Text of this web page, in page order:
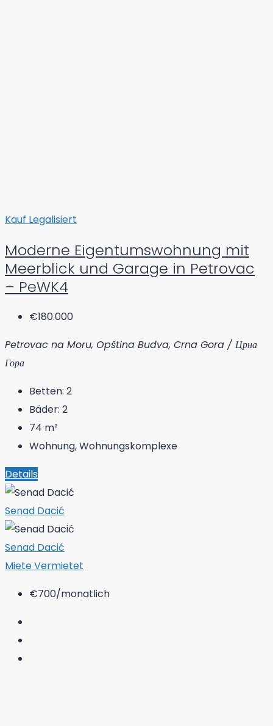
Kauf Legalisiert
Moderne Eigentumswohnung mit
Meerblick und Garage in Petrovac
– PeWK4
€180.000
Petrovac na Moru, Opština Budva, Crna Gora / Црна
Гора
Betten: 2
Bäder: 2
74 m²
Wohnung, Wohnungskomplexe
Details
Senad Dacić
Senad Dacić
MieteVermietet
€700/monatlich